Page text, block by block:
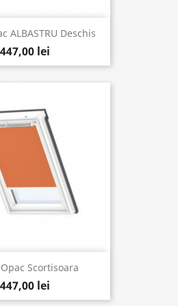
ALBASTRU Deschis
447,00 lei
Scortisoara
447,00 lei